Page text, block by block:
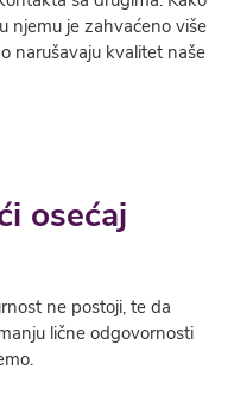
njemu je zahvaćeno više
narušavaju kvalitet naše
osećaj
ne postoji, te da
lične odgovornosti